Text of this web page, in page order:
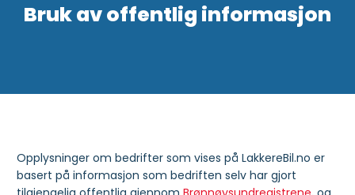
Bruk av offentlig informasjon
Opplysninger om bedrifter som vises på LakkereBil.no er
basert på informasjon som bedriften selv har gjort